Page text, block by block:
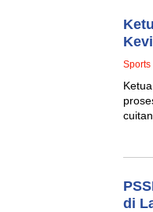
Sports
di